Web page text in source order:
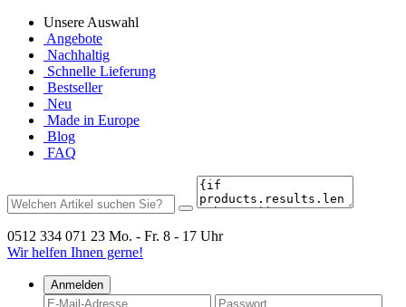
Unsere Auswahl
Angebote
Nachhaltig
Schnelle Lieferung
Bestseller
Neu
Made in Europe
Blog
FAQ
0512 334 071 23 Mo. - Fr. 8 - 17 Uhr
Wir helfen Ihnen gerne!
Anmelden